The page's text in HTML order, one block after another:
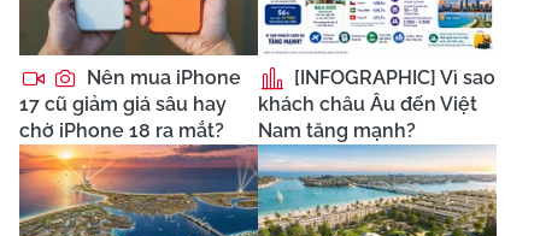
Nên mua iPhone
17 cũ giảm giá sâu hay
chờ iPhone 18 ra mắt?
[INFOGRAPHIC] Vì sao
khách châu Âu đến Việt
Nam tăng mạnh?